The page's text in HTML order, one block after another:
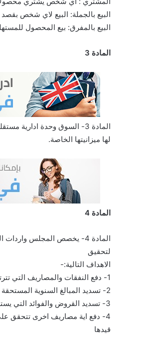
البيع بالجملة: البيع لاي شخص بقصد
البيع بالمفرق: بيع المحصول
المادة 3
المادة 3- السوق وحدة ادارية مستقلة ترتبط بالامانة يطلق عليها اسم سوق الجملة المركزي للخضار والفواكه في عمان ويكون
لها ميزانيتها الخاصة.
المادة 4
المادة 4- يخصص المجلس
لتحقيق
الاهداف التالية:-
1- دفع النفقات والمصاريف التي تترتب علىالسوق، بما في ذلك تكاليف الصيانة ونفقات جهاز الادارة.
2- تسديد المبالغ السنوية المستحقة على حساب القروض التي كان المجلس قد استلفها للسوق قبل بدء العمل بهذا النظام.
3- تسديد القروض والفوائد التي يستلفها المجلس للسوق بعد بدء العمل بهذا النظام.
4- دفع اية مصاريف اخرى تتحقق
قيدها